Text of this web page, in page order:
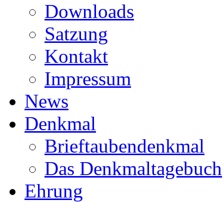
Downloads
Satzung
Kontakt
Impressum
News
Denkmal
Brieftaubendenkmal
Das Denkmaltagebuch
Ehrung